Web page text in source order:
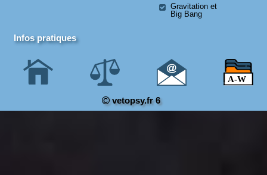
Gravitation et
Big Bang
Infos pratiques
vetopsy.fr 6